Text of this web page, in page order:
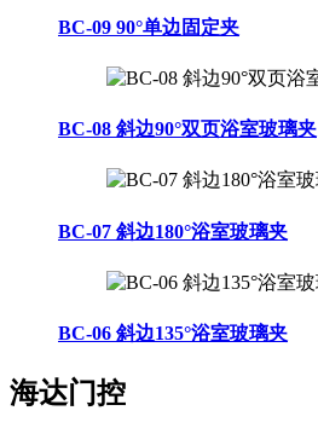
BC-09 90°单边固定夹
BC-08 斜边90°双页浴室玻璃夹
BC-07 斜边180°浴室玻璃夹
BC-06 斜边135°浴室玻璃夹
海达门控